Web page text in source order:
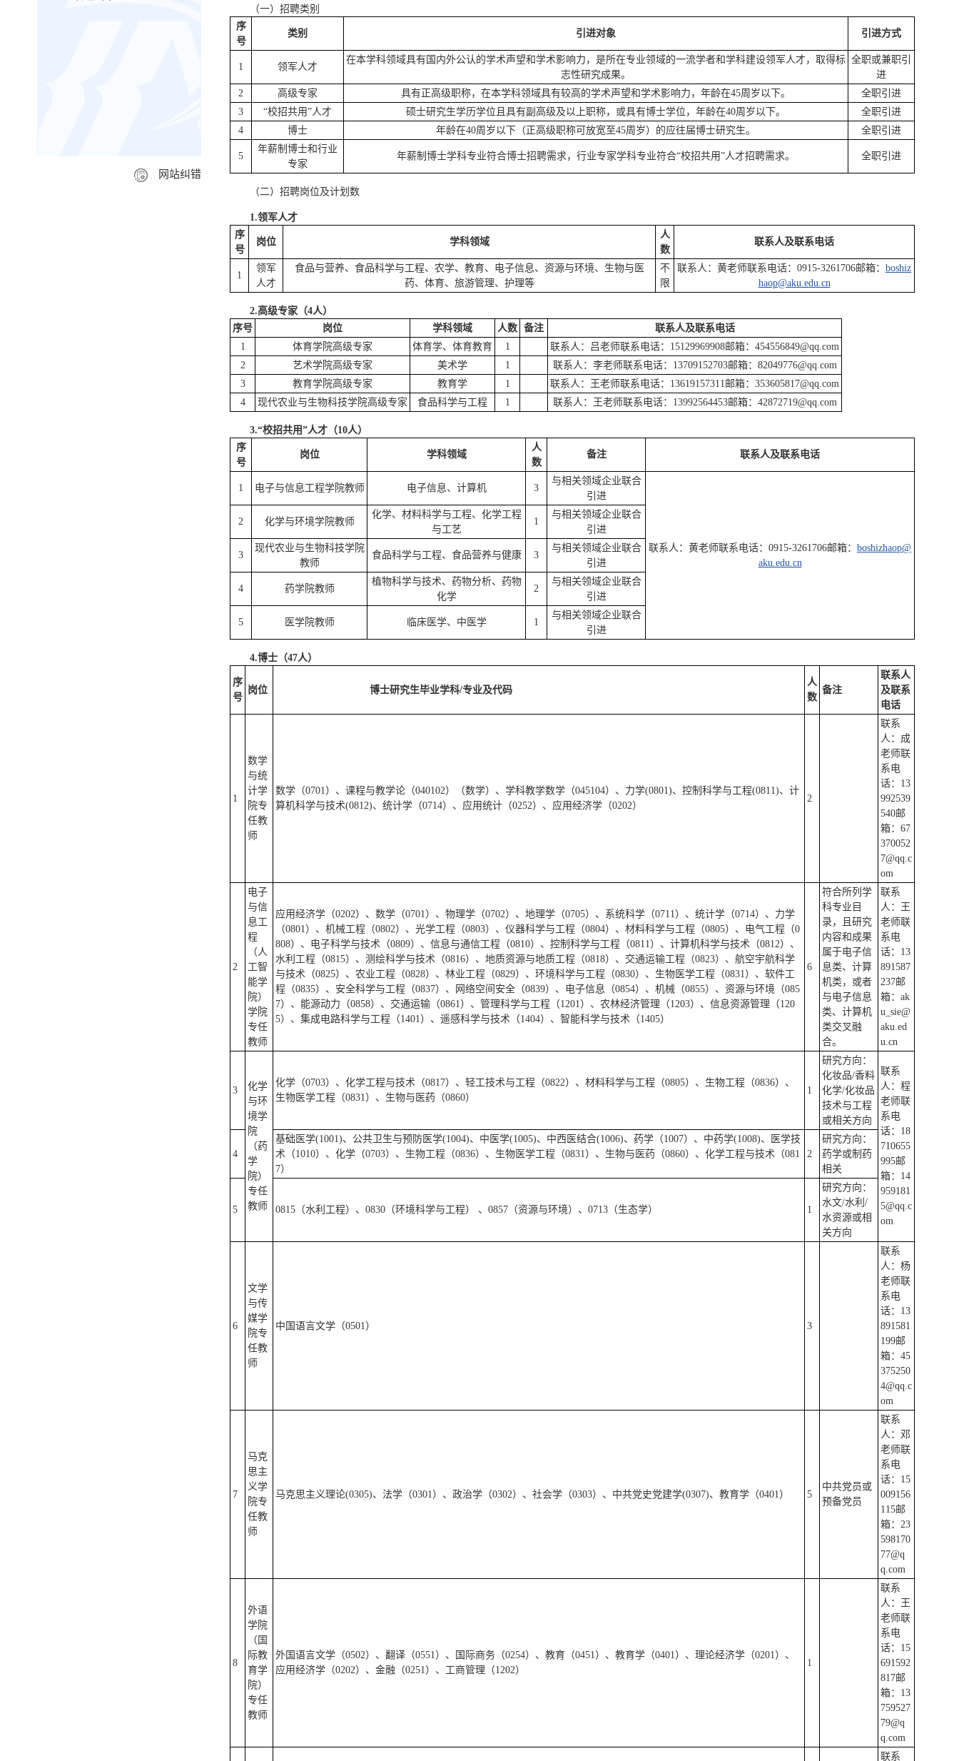
网站纠错
（一）招聘类别
序
号
类别 引进对象 引进方式
1 领军人才
在本学科领域具有国内外公认的学术声望和学术影响力，是所在专业领域的一流学者和学科建设领军人才，取得标
志性研究成果。
全职或兼职引
进
2
高级专家 具有正高级职称，在本学科领域具有较高的学术声望和学术影响力，年龄在45周岁以下。
全职引进
3
“校招共用”人才 硕士研究生学历学位且具有副高级及以上职称，或具有博士学位，年龄在40周岁以下。
全职引进
4
博士 年龄在40周岁以下（正高级职称可放宽至45周岁）的应往届博士研究生。 全职引进
5
年薪制博士和行业
专家
年薪制博士学科专业符合博士招聘需求，行业专家学科专业符合“校招共用”人才招聘需求。 全职引进
（二）招聘岗位及计划数
1.领军人才
序
号
岗位 学科领域
人
数
联系人及联系电话
1
领军
人才
食品与营养、食品科学与工程、农学、教育、电子信息、资源与环境、生物与医
药、体育、旅游管理、护理等
不
限
联系人：黄老师联系电话：0915-3261706邮箱： boshiz
haop@aku.edu.cn
2.高级专家（4人）
序号
岗位 学科领域 人数 备注
联系人及联系电话
1
体育学院高级专家 体育学、体育教育 1
联系人：吕老师联系电话：15129969908邮箱：454556849@qq.com
2
艺术学院高级专家 美术学 1
联系人：李老师联系电话：13709152703邮箱：82049776@qq.com
3
教育学院高级专家 教育学 1
联系人：王老师联系电话：13619157311邮箱：353605817@qq.com
4
现代农业与生物科技学院高级专家 食品科学与工程 1 联系人：王老师联系电话：13992564453邮箱：42872719@qq.com
3.“校招共用”人才（10人）
序
号
岗位 学科领域
人
数
备注 联系人及联系电话
1 电子与信息工程学院教师 电子信息、计算机 3
与相关领域企业联合
引进
联系人：黄老师联系电话：0915-3261706邮箱： boshizhaop@
aku.edu.cn
2 化学与环境学院教师
化学、材料科学与工程、化学工程
与工艺
1
与相关领域企业联合
引进
3
现代农业与生物科技学院
教师
食品科学与工程、食品营养与健康 3
与相关领域企业联合
引进
4 药学院教师
植物科学与技术、药物分析、药物
化学
2
与相关领域企业联合
引进
5 医学院教师 临床医学、中医学 1
与相关领域企业联合
引进
4.博士（47人）
序
号
岗位 博士研究生毕业学科/专业及代码
人
数
备注
联系人
及联系
电话
1
数学
与统
计学
院专
任教
师
数学（0701）、课程与教学论（040102）（数学）、学科教学数学（045104）、力学(0801)、控制科学与工程(0811)、计
算机科学与技术(0812)、统计学（0714）、应用统计（0252）、应用经济学（0202）
2
联系
人：成
老师联
系电
话：13
992539
540邮
箱：67
370052
7@qq.c
om
2
电子
与信
息工
程
（人
工智
能学
院）
学院
专任
教师
应用经济学（0202）、数学（0701）、物理学（0702）、地理学（0705）、系统科学（0711）、统计学（0714）、力学
（0801）、机械工程（0802）、光学工程（0803）、仪器科学与工程（0804）、材料科学与工程（0805）、电气工程（0
808）、电子科学与技术（0809）、信息与通信工程（0810）、控制科学与工程（0811）、计算机科学与技术（0812）、
水利工程（0815）、测绘科学与技术（0816）、地质资源与地质工程（0818）、交通运输工程（0823）、航空宇航科学
与技术（0825）、农业工程（0828）、林业工程（0829）、环境科学与工程（0830）、生物医学工程（0831）、软件工
程（0835）、安全科学与工程（0837）、网络空间安全（0839）、电子信息（0854）、机械（0855）、资源与环境（085
7）、能源动力（0858）、交通运输（0861）、管理科学与工程（1201）、农林经济管理（1203）、信息资源管理（120
5）、集成电路科学与工程（1401）、遥感科学与技术（1404）、智能科学与技术（1405）
6
符合所列学
科专业目
录，且研究
内容和成果
属于电子信
息类、计算
机类，或者
与电子信息
类、计算机
类交叉融
合。
联系
人：王
老师联
系电
话：13
891587
237邮
箱：ak
u_sie@
aku.ed
u.cn
3
化学
与环
境学
院
（药
学
院）
专任
教师
化学（0703）、化学工程与技术（0817）、轻工技术与工程（0822）、材料科学与工程（0805）、生物工程（0836）、
生物医学工程（0831）、生物与医药（0860）
1
研究方向：
化妆品/香料
化学/化妆品
技术与工程
或相关方向
联系
人：程
老师联
系电
话：18
710655
995邮
箱：14
959181
5@qq.c
om
4
基础医学(1001)、公共卫生与预防医学(1004)、中医学(1005)、中西医结合(1006)、药学（1007）、中药学(1008)、医学技
术（1010）、化学（0703）、生物工程（0836）、生物医学工程（0831）、生物与医药（0860）、化学工程与技术（081
7）
2
研究方向：
药学或制药
相关
5 0815（水利工程）、0830（环境科学与工程） 、0857（资源与环境）、0713（生态学） 1
研究方向：
水文/水利/
水资源或相
关方向
6
文学
与传
媒学
院专
任教
师
中国语言文学（0501） 3
联系
人：杨
老师联
系电
话：13
891581
199邮
箱：45
375250
4@qq.c
om
7
马克
思主
义学
院专
任教
师
马克思主义理论(0305)、法学（0301）、政治学（0302）、社会学（0303）、中共党史党建学(0307)、教育学（0401） 5
中共党员或
预备党员
联系
人：邓
老师联
系电
话：15
009156
115邮
箱：23
598170
77@q
q.com
8
外语
学院
（国
际教
育学
院）
专任
教师
外国语言文学（0502）、翻译（0551）、国际商务（0254）、教育（0451）、教育学（0401）、理论经济学（0201）、
应用经济学（0202）、金融（0251）、工商管理（1202）
1
联系
人：王
老师联
系电
话：15
691592
817邮
箱：13
759527
79@q
q.com
联系